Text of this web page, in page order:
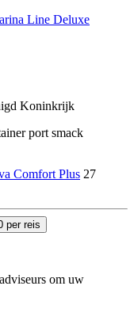
Line Deluxe
Koninkrijk
port smack
Comfort Plus 27
per reis
om uw